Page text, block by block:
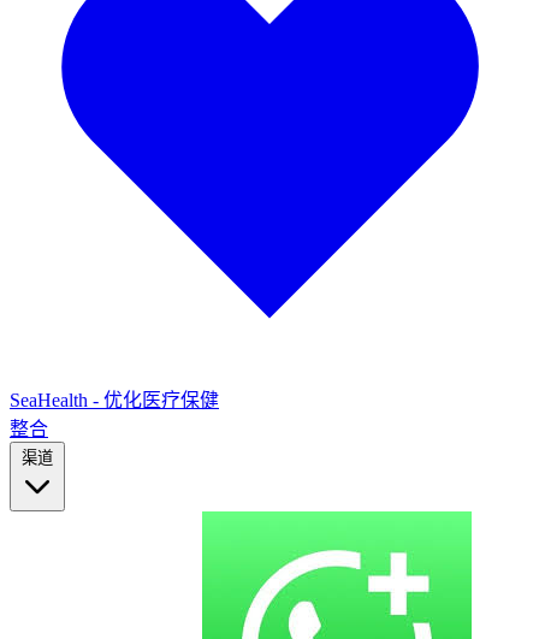
SeaHealth - 优化医疗保健
整合
渠道